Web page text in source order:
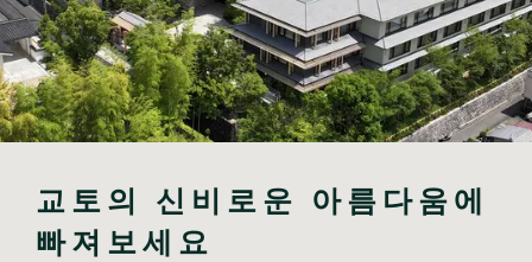
교토의 신비로운 아름다움에
빠져보세요